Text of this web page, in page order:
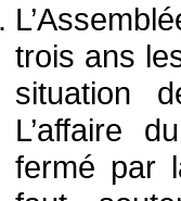
trois ans
situation
L’affaire
fermé par